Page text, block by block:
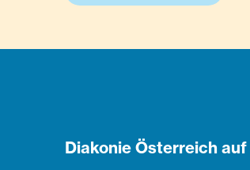
Diakonie Österreich